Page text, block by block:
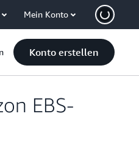
Mein Konto
Konto erstellen
EBS-